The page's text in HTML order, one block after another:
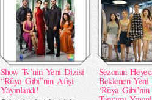
Show Tv’nin Yeni Dizisi
“Rüya Gibi”nin Afişi
Yayınlandı!
Sezonun
Beklenen
‘Rüya